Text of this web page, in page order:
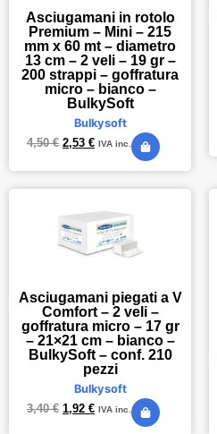
Asciugamani in rotolo
Premium – Mini – 215
mm x 60 mt – diametro
13 cm – 2 veli – 19 gr –
200 strappi – goffratura
micro – bianco –
BulkySoft
Bulkysoft
4,50€ 2,53 € IVA inc.
Asciugamani piegati a V
Comfort – 2 veli –
goffratura micro – 17 gr
– 21×21 cm – bianco –
BulkySoft – conf. 210
pezzi
Bulkysoft
3,40€ 1,92 € IVA inc.